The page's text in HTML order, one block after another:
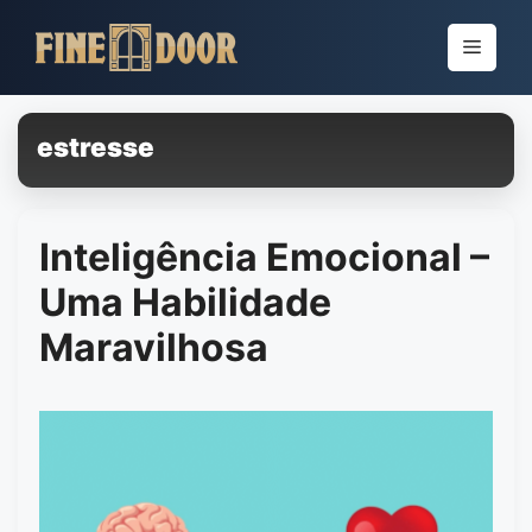
para
conteúdo
Menu
estresse
Inteligência Emocional –
Uma Habilidade
Maravilhosa